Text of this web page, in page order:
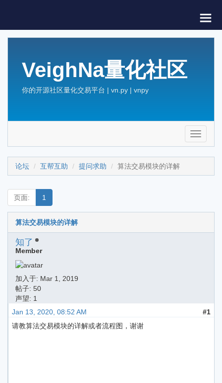
VeighNa量化社区
你的开源社区量化交易平台 | vn.py | vnpy
Toggle
论坛 互帮互助 提问求助 算法交易模块的详解
页面: 1
算法交易模块的详解
知了
Member
加入于: Mar 1, 2019
帖子: 50
声望: 1
Jan 13, 2020, 08:52 AM
#1
请教算法交易模块的详解或者流程图，谢谢